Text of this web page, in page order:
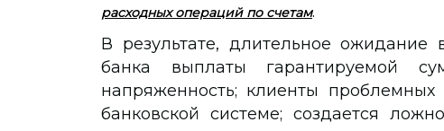
расходных операций по счетам.
В результате, длительное ожидание
банка выплаты гарантируемой
напряженность; клиенты
банковской системе; создается